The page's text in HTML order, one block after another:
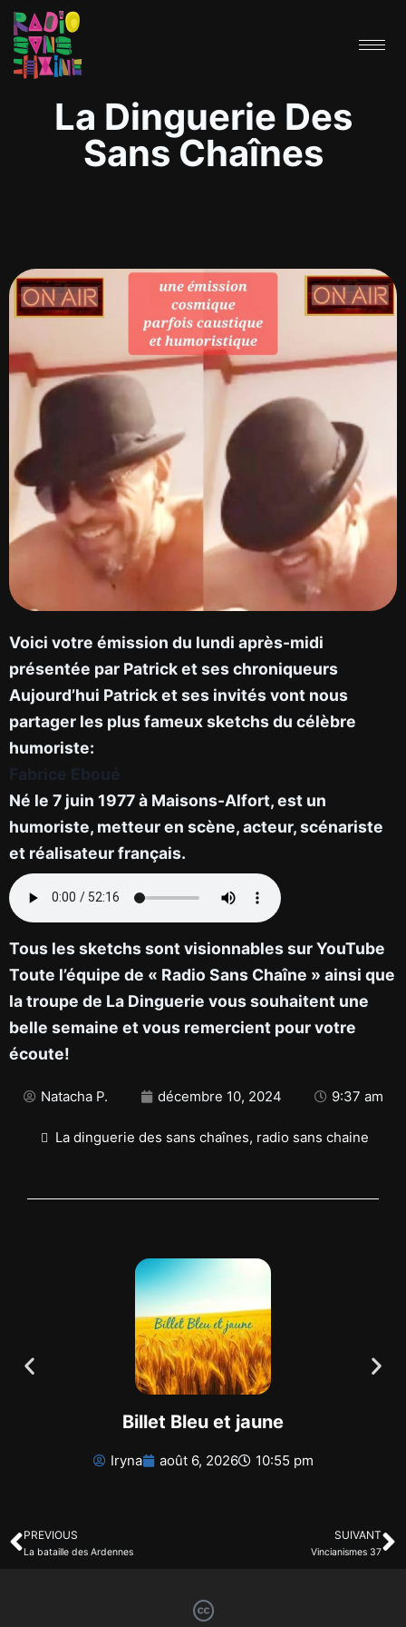
La Dinguerie Des
Sans Chaînes
Voici votre émission du lundi après-midi
présentée par Patrick et ses chroniqueurs
Aujourd’hui Patrick et ses invités vont nous
partager les plus fameux sketchs du célèbre
humoriste:
Fabrice Eboué
Né le 7 juin 1977 à Maisons-Alfort, est un
humoriste, metteur en scène, acteur, scénariste
et réalisateur français.
Tous les sketchs sont visionnables sur YouTube
Toute l’équipe de « Radio Sans Chaîne » ainsi que
la troupe de La Dinguerie vous souhaitent une
belle semaine et vous remercient pour votre
écoute!
Natacha P. décembre 10, 2024 9:37 am
La dinguerie des sans chaînes, radio sans chaine
Billet Bleu et jaune
Iryna août 6, 2026 10:55 pm
PREVIOUS
La bataille des Ardennes
SUIVANT
Vincianismes 37